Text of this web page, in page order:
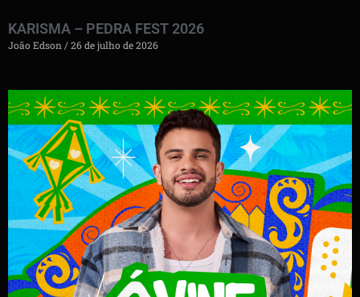
KARISMA – PEDRA FEST 2026
João Edson 26 de julho de 2026